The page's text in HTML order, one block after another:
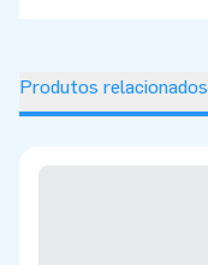
Produtos relacionados